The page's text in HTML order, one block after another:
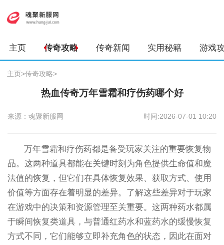
主页 传奇攻略 传奇新闻 实用秘籍 游戏
主页>传奇攻略>
热血传奇万年雪霜和疗伤药哪个好
来源：魂聚新服网 时间:2026-07-01 10:20
万年雪霜和疗伤药都是备受玩家关注的重要恢复物
品。这两种道具都能在关键时刻为角色提供生命值和魔
法值的恢复，但它们在具体恢复效果、获取方式、使用
价值等方面存在着明显的差异。了解这些差异对于玩家
在游戏中的决策和资源管理至关重要。这两种药水都属
于瞬间恢复类道具，与普通红药水和蓝药水的缓慢恢复
方式不同，它们能够立即补充角色的状态，因此在面对